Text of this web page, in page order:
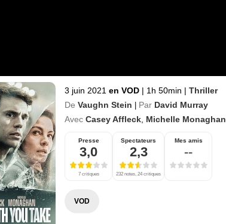
3 juin 2021 en VOD | 1h 50min | Thriller
De Vaughn Stein | Par David Murray
Avec Casey Affleck Michelle Monaghan
Presse
3,0
7 critiques
Spectateurs
2,3
232 notes, 24 critiques
Mes amis
--
VOD